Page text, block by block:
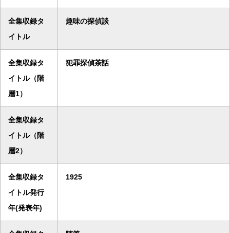
全集収録タ
イトル
趣味の探偵談
全集収録タ
イトル（階
層1）
犯罪探偵茶話
全集収録タ
イトル（階
層2）
全集収録タ
イトル発行
年(発表年)
1925